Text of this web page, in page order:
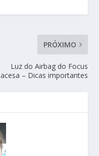
PRÓXIMO
Luz do Airbag do Focus
acesa – Dicas importantes